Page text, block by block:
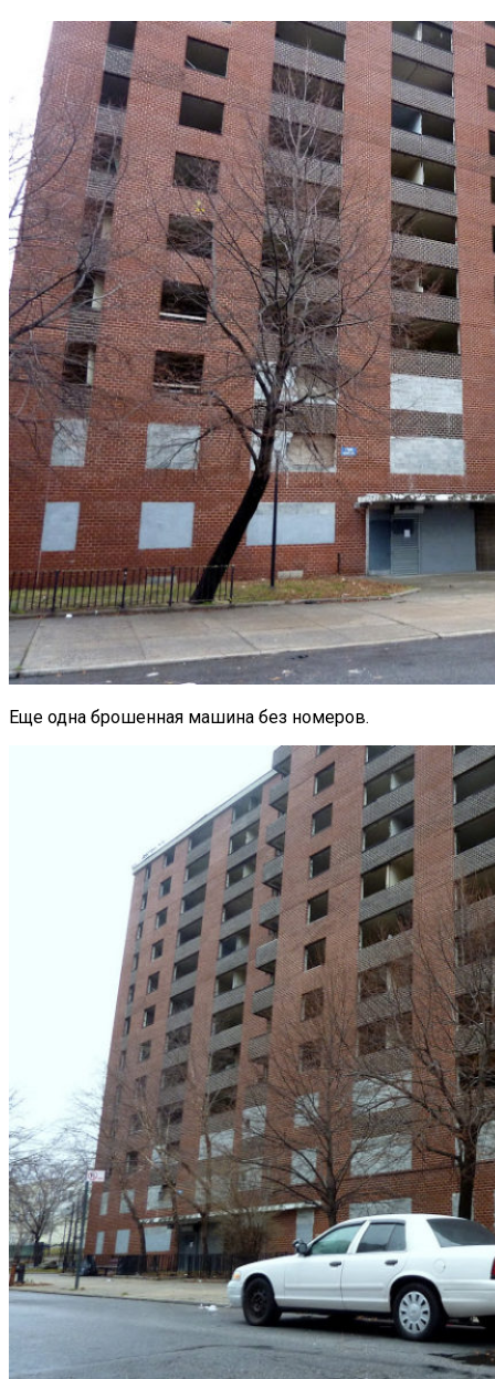
Еще одна брошенная машина без номеров.